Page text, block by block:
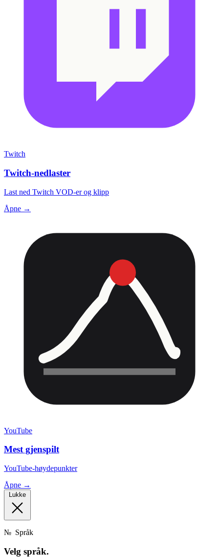
Twitch
Twitch-nedlaster
Last ned Twitch VOD-er og klipp
Åpne →
YouTube
Mest gjenspilt
YouTube-høydepunkter
Åpne →
Lukke
№ Språk
Velg språk.